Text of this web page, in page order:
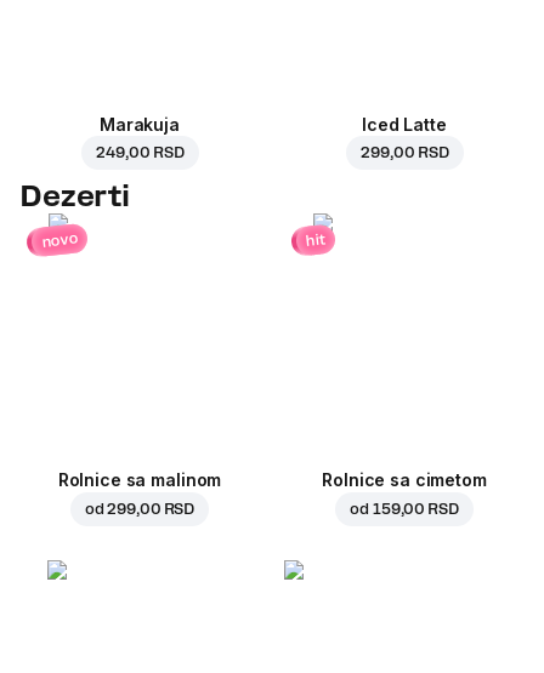
Marakuja
249,00 RSD
Iced Latte
299,00 RSD
Dezerti
novo
Rolnice sa malinom
od299,00 RSD
hit
Rolnice sa cimetom
od 159,00 RSD